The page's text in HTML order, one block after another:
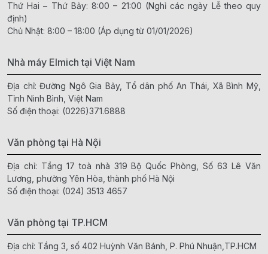
Thứ Hai – Thứ Bảy: 8:00 – 21:00 (Nghỉ các ngày Lễ theo quy
định)
Chủ Nhật: 8:00 – 18:00 (Áp dụng từ 01/01/2026)
Nhà máy Elmich tại Việt Nam
Địa chỉ: Đường Ngô Gia Bảy, Tổ dân phố An Thái, Xã Bình Mỹ,
Tỉnh Ninh Bình, Việt Nam
Số điện thoại: (0226)371.6888
Văn phòng tại Hà Nội
Địa chỉ: Tầng 17 toà nhà 319 Bộ Quốc Phòng, Số 63 Lê Văn
Lương, phường Yên Hòa, thành phố Hà Nội
Số điện thoại: (024) 3513 4657
Văn phòng tại TP.HCM
Địa chỉ: Tầng 3, số 402 Huỳnh Văn Bánh, P. Phú Nhuận,TP.HCM